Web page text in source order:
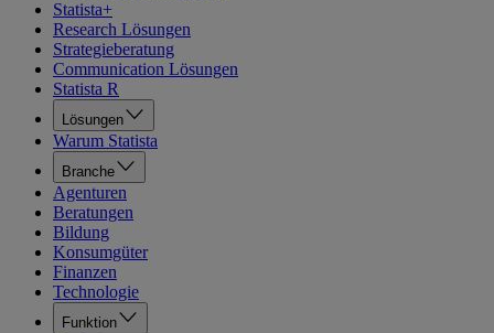
Statista+
Research Lösungen
Strategieberatung
Communication Lösungen
Statista R
Lösungen
Warum Statista
Branche
Agenturen
Beratungen
Bildung
Konsumgüter
Finanzen
Technologie
Funktion